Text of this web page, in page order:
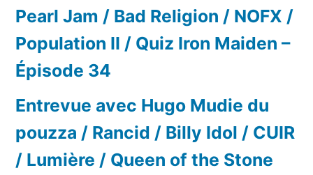
Pearl Jam / Bad Religion / NOFX /
Population II / Quiz Iron Maiden –
Épisode 34
Entrevue avec Hugo Mudie du
pouzza / Rancid / Billy Idol / CUIR
/ Lumière / Queen of the Stone